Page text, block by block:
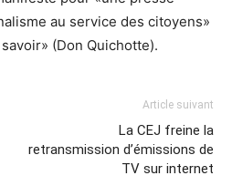
au service des citoyens»
(Don Quichotte).
Article suivant
La CEJ freine la
retransmission d’émissions de
TV sur internet